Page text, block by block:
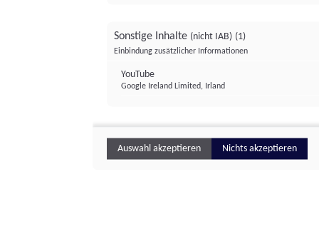
Sonstige Inhalte (nicht IAB) (1)
Einbindung zusätzlicher Informationen
YouTube
Google Ireland Limited, Irland
Auswahl akzeptieren Nichts akzeptieren